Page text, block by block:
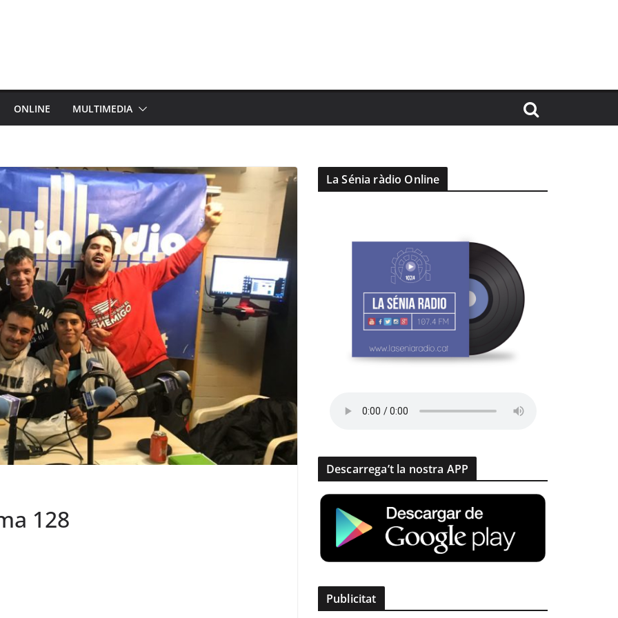
ONLINE MULTIMEDIA
128
La Sénia ràdio Online
Descarrega’t la nostra APP
Publicitat